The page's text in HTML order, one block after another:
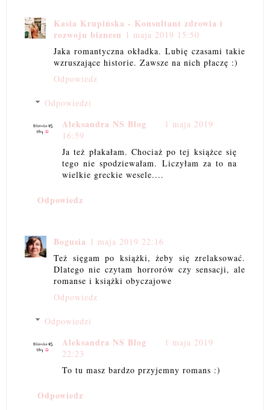
Kasia Krupińska - Konsultant zdrowia i
rozwoju biznesu 1 maja 2019 15:50
Jaka romantyczna okładka. Lubię czasami takie
wzruszające historie. Zawsze na nich płaczę :)
Odpowiedz
Odpowiedzi
Aleksandra NS Blog
1 maja 2019
16:59
Ja też płakałam. Chociaż po tej książce się
tego nie spodziewałam. Liczyłam za to na
wielkie greckie wesele....
Odpowiedz
Bogusia 1 maja 2019 22:16
Też sięgam po książki, żeby się zrelaksować.
Dlatego nie czytam horrorów czy sensacji, ale
romanse i książki obyczajowe
Odpowiedz
Odpowiedzi
Aleksandra NS Blog
1 maja 2019
22:23
To tu masz bardzo przyjemny romans :)
Odpowiedz